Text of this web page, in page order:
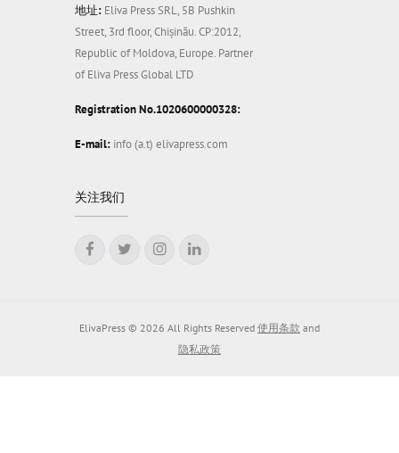
关注我们
地址: Eliva Press SRL, 5B Pushkin
Street, 3rd floor, Chișinău. CP:2012,
Republic of Moldova, Europe. Partner
of Eliva Press Global LTD
Registration No.1020600000328:
E-mail: info (a.t) elivapress.com
ElivaPress © 2026 All Rights Reserved 使用条款 and
隐私政策